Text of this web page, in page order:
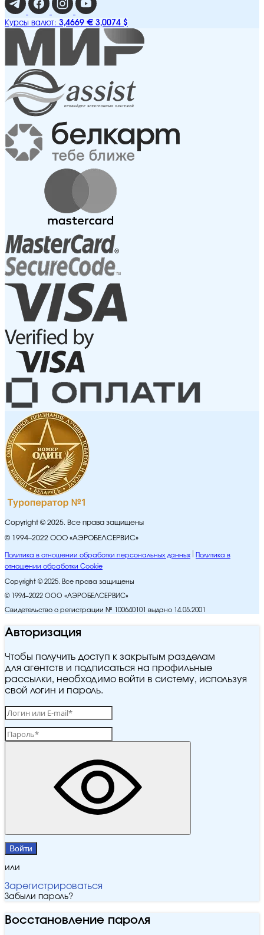
Курсы валют: 3,4669 € 3,0074 $
Copyright © 2025. Все права защищены
© 1994–2022 ООО «АЭРОБЕЛСЕРВИС»
Политика в отношении обработки персональных данных
Политика в
отношении обработки Cookie
Copyright © 2025. Все права защищены
© 1994–2022 ООО «АЭРОБЕЛСЕРВИС»
Свидетельство о регистрации № 100640101 выдано 14.05.2001
Авторизация
Чтобы получить доступ к закрытым разделам
для агентств и подписаться на профильные
рассылки, необходимо войти в систему, используя
свой логин и пароль.
Войти
или
Зарегистрироваться
Забыли пароль?
Восстановление пароля